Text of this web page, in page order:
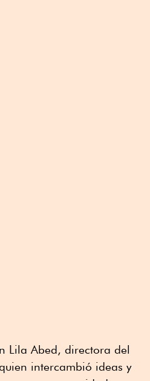
Lila Abed, directora del
intercambió ideas y